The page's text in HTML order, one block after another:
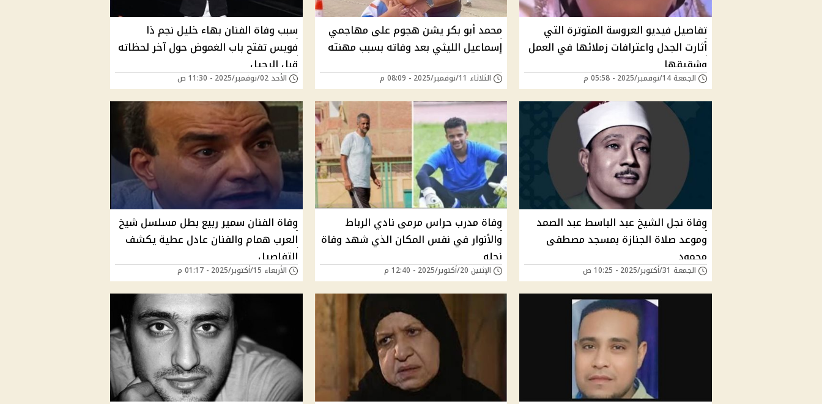
تفاصيل فيديو العروسة المتوترة التي
أثارت الجدل واعترافات زملائها في العمل
وشقيقها
الجمعة 14/نوفمبر/2025 - 05:58 م
محمد أبو بكر يشن هجوم على مهاجمي
إسماعيل الليثي بعد وفاته بسبب مهنته
الثلاثاء 11/نوفمبر/2025 - 08:09 م
سبب وفاة الفنان بهاء خليل نجم ذا
فويس تفتح باب الغموض حول آخر لحظاته
قبل الرحيل
الأحد 02/نوفمبر/2025 - 11:30 ص
وفاة نجل الشيخ عبد الباسط عبد الصمد
وموعد صلاة الجنازة بمسجد مصطفى
محمود
الجمعة 31/أكتوبر/2025 - 10:25 ص
وفاة مدرب حراس مرمى نادي الرباط
والأنوار في نفس المكان الذي شهد وفاة
نجله
الإثنين 20/أكتوبر/2025 - 12:40 م
وفاة الفنان سمير ربيع بطل مسلسل شيخ
العرب همام والفنان عادل عطية يكشف
التفاصيل
الأربعاء 15/أكتوبر/2025 - 01:17 م